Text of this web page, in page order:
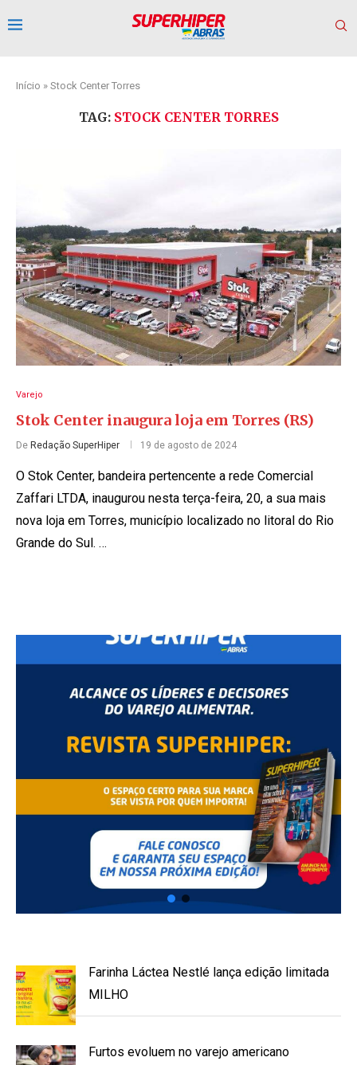
Início » Stock Center Torres
TAG: STOCK CENTER TORRES
Varejo
Stok Center inaugura loja em Torres (RS)
De Redação SuperHiper 19 de agosto de 2024
O Stok Center, bandeira pertencente a rede Comercial
Zaffari LTDA, inaugurou nesta terça-feira, 20, a sua mais
nova loja em Torres, município localizado no litoral do Rio
Grande do Sul. …
Farinha Láctea Nestlé lança edição limitada
MILHO
Furtos evoluem no varejo americano